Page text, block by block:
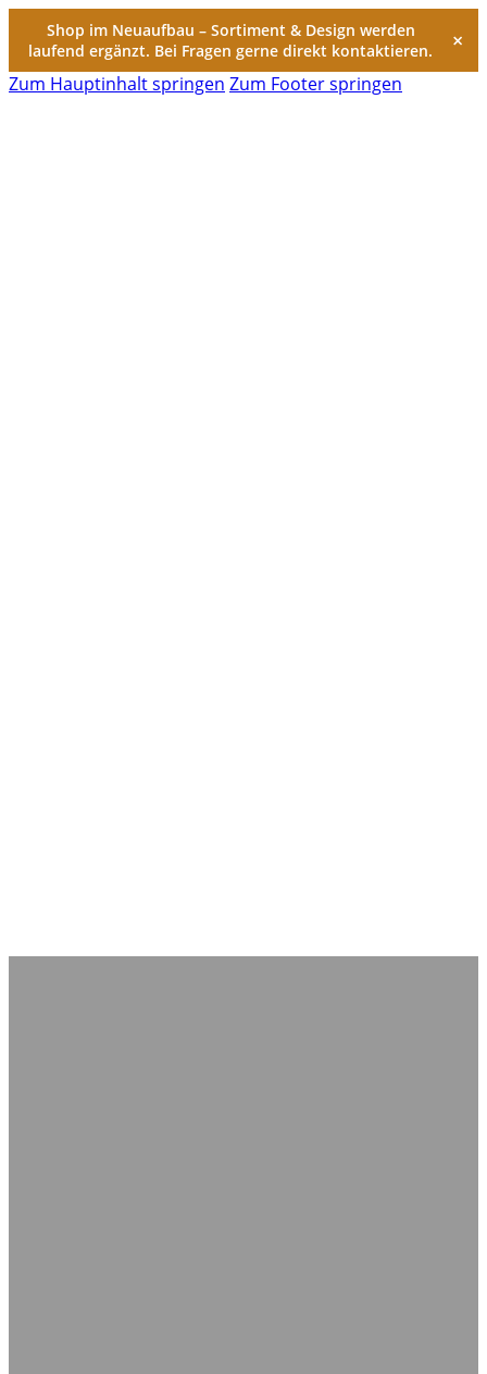
Shop im Neuaufbau – Sortiment & Design werden
laufend ergänzt. Bei Fragen gerne direkt kontaktieren.
×
Zum Hauptinhalt springen Zum Footer springen